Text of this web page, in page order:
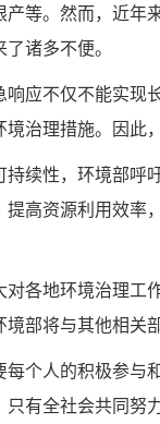
等。然而，近年
诸多不便。
响应不仅不能实现
治理措施。因此
续性，环境部呼
提高资源利用效率
对各地环境治理工
部将与其他相关
个人的积极参与
有全社会共同努